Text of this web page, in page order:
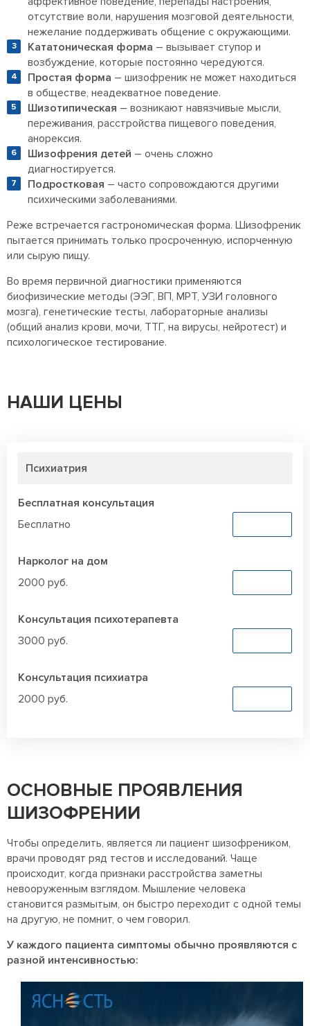
отсутствие воли, нарушения мозговой деятельности,
нежелание поддерживать общение с окружающими.
Кататоническая форма – вызывает ступор и
возбуждение, которые постоянно чередуются.
Простая форма – шизофреник не может находиться
в обществе, неадекватное поведение.
Шизотипическая – возникают навязчивые мысли,
переживания, расстройства пищевого поведения,
анорексия.
Шизофрения детей – очень сложно
диагностируется.
Подростковая – часто сопровождаются другими
психическими заболеваниями.
Реже встречается гастрономическая форма. Шизофреник
пытается принимать только просроченную, испорченную
или сырую пищу.
Во время первичной диагностики применяются
биофизические методы (ЭЭГ, ВП, МРТ, УЗИ головного
мозга), генетические тесты, лабораторные анализы
(общий анализ крови, мочи, ТТГ, на вирусы, нейротест) и
психологическое тестирование.
НАШИ ЦЕНЫ
Психиатрия
Бесплатная консультация
Бесплатно
Нарколог на дом
2000 руб.
Консультация психотерапевта
3000 руб.
Консультация психиатра
2000 руб.
ОСНОВНЫЕ ПРОЯВЛЕНИЯ
ШИЗОФРЕНИИ
Чтобы определить, является ли пациент шизофреником,
врачи проводят ряд тестов и исследований. Чаще
происходит, когда признаки расстройства заметны
невооруженным взглядом. Мышление человека
становится размытым, он быстро переходит с одной темы
на другую, не помнит, о чем говорил.
У каждого пациента симптомы обычно проявляются с
разной интенсивностью: